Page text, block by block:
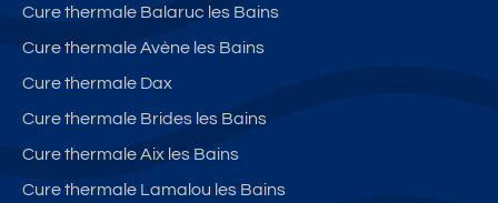
Cure thermale Balaruc les Bains
Cure thermale Avène les Bains
Cure thermale Dax
Cure thermale Brides les Bains
Cure thermale Aix les Bains
Cure thermale Lamalou les Bains